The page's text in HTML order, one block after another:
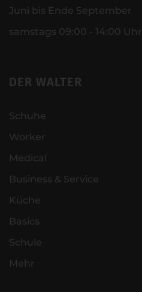
Juni bis Ende September
samstags 09:00 - 14:00 Uhr
DER WALTER
Schuhe
Worker
Medical
Business & Service
Küche
Basics
Schule
Mehr